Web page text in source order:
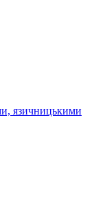
язичницькими